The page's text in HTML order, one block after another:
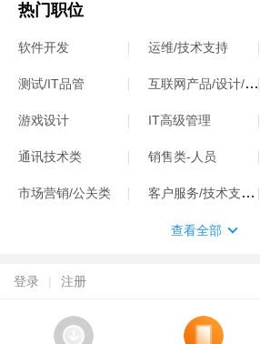
热门职位
软件开发 运维/技术支持
测试/IT品管 互联网产品/设计/运营
游戏设计 IT高级管理
通讯技术类 销售类-人员
市场营销/公关类 客户服务/技术支持类
查看全部
登录 | 注册